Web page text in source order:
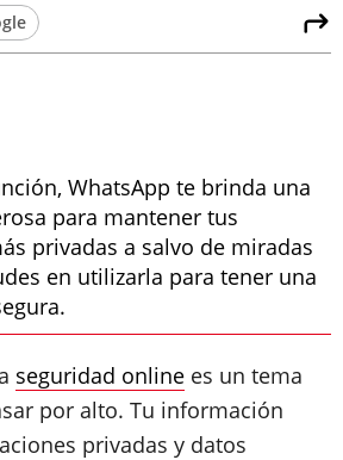
WhatsApp te brinda una
para mantener tus
privadas a salvo de miradas
en utilizarla para tener una
seguridad online es un tema
por alto. Tu información
privadas y datos